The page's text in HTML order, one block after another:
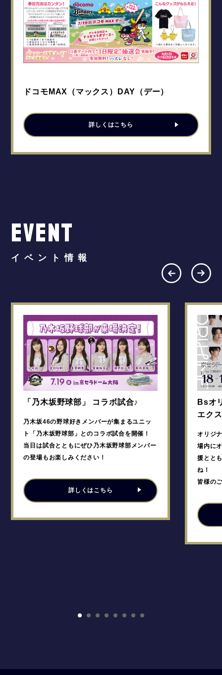
ドコモMAX（マックス）DAY（デー）
詳しくはこちら
EVENT
イベント情報
「乃木坂野球部」 コラボ試合♪
乃木坂46の野球好きメンバーが集まるユニッ
ト「乃木坂野球部」とのコラボ試合を開催！
当日は試合とともにぜひ乃木坂野球部メンバー
の登場もお楽しみください！
詳しくはこちら
Bsオ
エク
オリジ
場内に
援とと
ね！
皆様の